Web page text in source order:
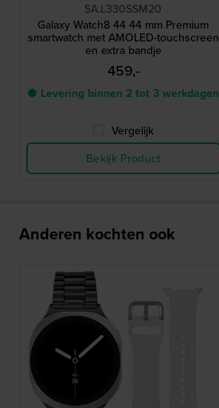
SA.L330SSM20
Galaxy Watch8 44 44 mm Premium
smartwatch met AMOLED-touchscreen
en extra bandje
459,-
● Levering binnen 2 tot 3 werkdagen
Vergelijk
Bekijk Product
Anderen kochten ook